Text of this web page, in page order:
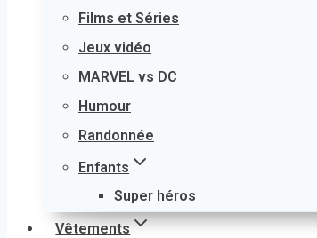
Films et Séries
Jeux vidéo
MARVEL vs DC
Humour
Randonnée
Enfants
Super héros
Vêtements